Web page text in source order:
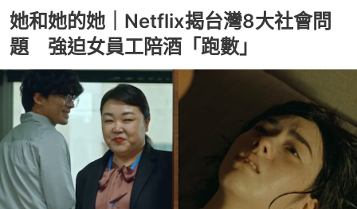
她和她的她｜Netflix揭台灣8大社會問
題 強迫女員工陪酒「跑數」